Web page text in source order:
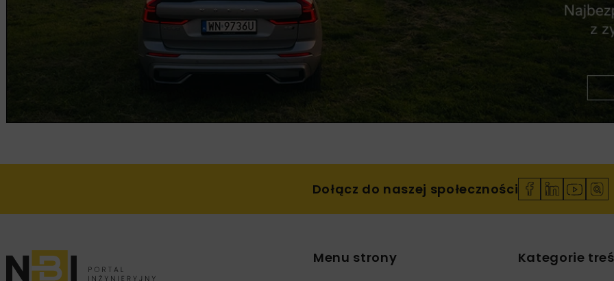
Dołącz do naszej społeczności
Menu strony Kategorie